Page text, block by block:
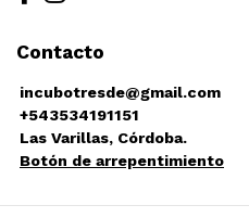
Contacto
incubotresde@gmail.com
+543534191151
Las Varillas, Córdoba.
Botón de arrepentimiento